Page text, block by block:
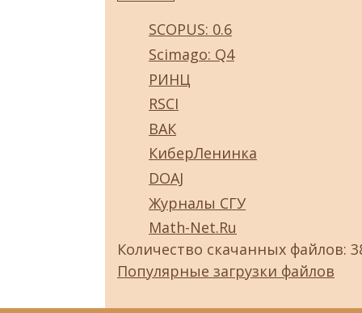
SCOPUS: 0.6
Scimago: Q4
РИНЦ
RSCI
ВАК
КиберЛенинка
DOAJ
Журналы СГУ
Math-Net.Ru
Количество скачанных файлов:
Популярные загрузки файлов